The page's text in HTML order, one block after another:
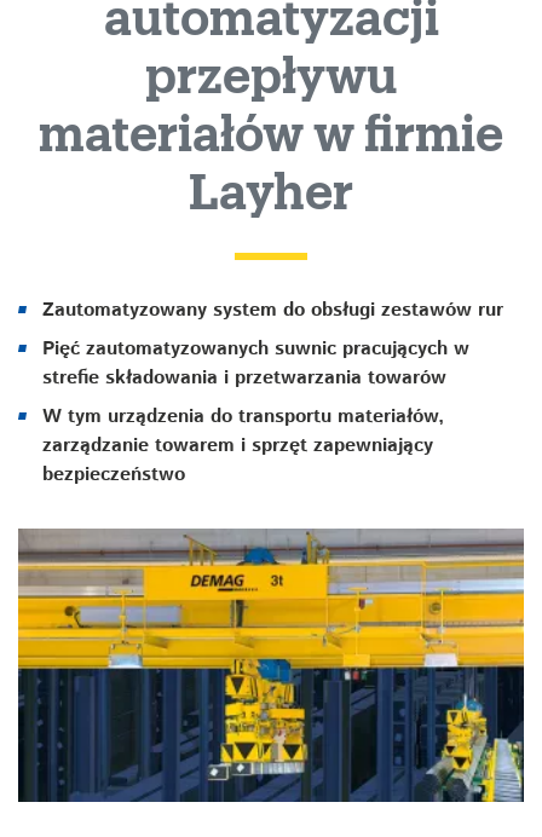
przepływu
materiałów
w
automatyzacji
przepływu
materiałów w firmie
Layher
Zautomatyzowany system do obsługi zestawów rur
Pięć zautomatyzowanych suwnic pracujących w
strefie składowania i przetwarzania towarów
W tym urządzenia do transportu materiałów,
zarządzanie towarem i sprzęt zapewniający
bezpieczeństwo